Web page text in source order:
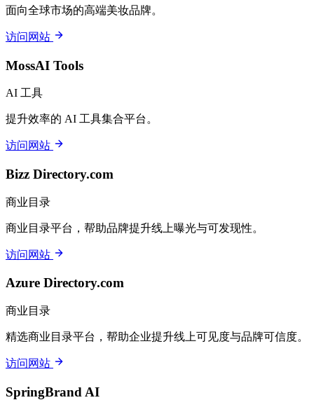
面向全球市场的高端美妆品牌。
访问网站
MossAI Tools
AI 工具
提升效率的 AI 工具集合平台。
访问网站
Bizz Directory.com
商业目录
商业目录平台，帮助品牌提升线上曝光与可发现性。
访问网站
Azure Directory.com
商业目录
精选商业目录平台，帮助企业提升线上可见度与品牌可信度。
访问网站
SpringBrand AI